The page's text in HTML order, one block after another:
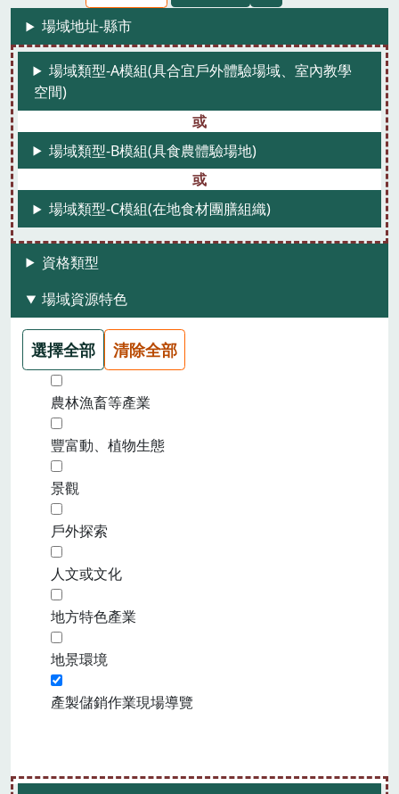
場域地址-縣市
場域類型-A模組(具合宜戶外體驗場域、室內教學
空間)
場域類型-B模組(具食農體驗場地)
場域類型-C模組(在地食材團膳組織)
資格類型
場域資源特色
選擇全部 清除全部
農林漁畜等產業
豐富動、植物生態
景觀
戶外探索
人文或文化
地方特色產業
地景環境
產製儲銷作業現場導覽